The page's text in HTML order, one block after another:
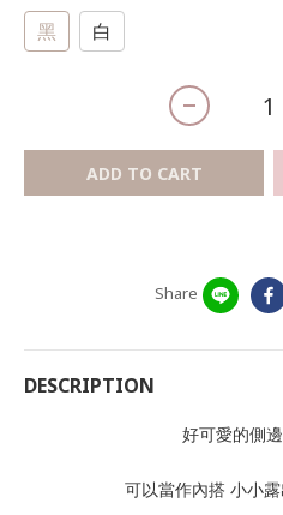
黑 白
ADD TO CART
Share
DESCRIPTION
好可愛的側
可以當作內搭 小小